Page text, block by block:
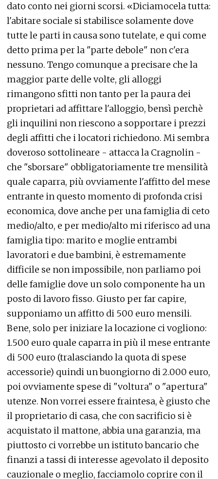
dato conto nei giorni scorsi. «Diciamocela tutta:
l'abitare sociale si stabilisce solamente dove
tutte le parti in causa sono tutelate, e qui come
detto prima per la "parte debole" non c'era
nessuno. Tengo comunque a precisare che la
maggior parte delle volte, gli alloggi
rimangono sfitti non tanto per la paura dei
proprietari ad affittare l'alloggio, bensì perchè
gli inquilini non riescono a sopportare i prezzi
degli affitti che i locatori richiedono. Mi sembra
doveroso sottolineare - attacca la Cragnolin -
che "sborsare" obbligatoriamente tre mensilità
quale caparra, più ovviamente l'affitto del mese
entrante in questo momento di profonda crisi
economica, dove anche per una famiglia di ceto
medio/alto, e per medio/alto mi riferisco ad una
famiglia tipo: marito e moglie entrambi
lavoratori e due bambini, è estremamente
difficile se non impossibile, non parliamo poi
delle famiglie dove un solo componente ha un
posto di lavoro fisso. Giusto per far capire,
supponiamo un affitto di 500 euro mensili.
Bene, solo per iniziare la locazione ci vogliono:
1.500 euro quale caparra in più il mese entrante
di 500 euro (tralasciando la quota di spese
accessorie) quindi un buongiorno di 2.000 euro,
poi ovviamente spese di "voltura" o "apertura"
utenze. Non vorrei essere fraintesa, è giusto che
il proprietario di casa, che con sacrificio si è
acquistato il mattone, abbia una garanzia, ma
piuttosto ci vorrebbe un istituto bancario che
finanzi a tassi di interesse agevolato il deposito
cauzionale o meglio, facciamolo coprire con il